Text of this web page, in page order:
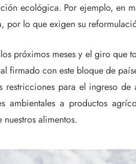
ecológica. Por ejemplo, en
lo que exigen su
próximos meses y el giro
firmado con este bloque de
para el ingreso
ambientales a productos
alimentos.